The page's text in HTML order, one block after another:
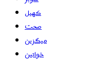
کھیل
صحت
میگزین
خواتین